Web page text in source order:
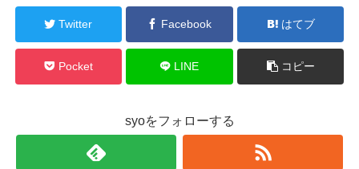
Twitter Facebook はてブ
Pocket LINE コピー
syoをフォローする